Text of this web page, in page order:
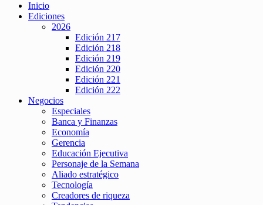
Inicio
Ediciones
2026
Edición 217
Edición 218
Edición 219
Edición 220
Edición 221
Edición 222
Negocios
Especiales
Banca y Finanzas
Economía
Gerencia
Educación Ejecutiva
Personaje de la Semana
Aliado estratégico
Tecnología
Creadores de riqueza